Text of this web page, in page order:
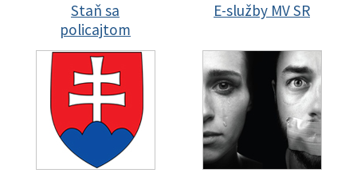
Staň sa
policajtom
E-služby MV SR